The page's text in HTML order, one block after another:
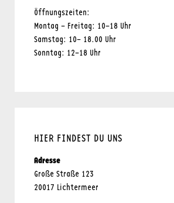
Öffnungszeiten:
Montag – Freitag: 10–18 Uhr
Samstag: 10– 18.00 Uhr
Sonntag: 12–18 Uhr
HIER FINDEST DU UNS
Adresse
Große Straße 123
20017 Lichtermeer